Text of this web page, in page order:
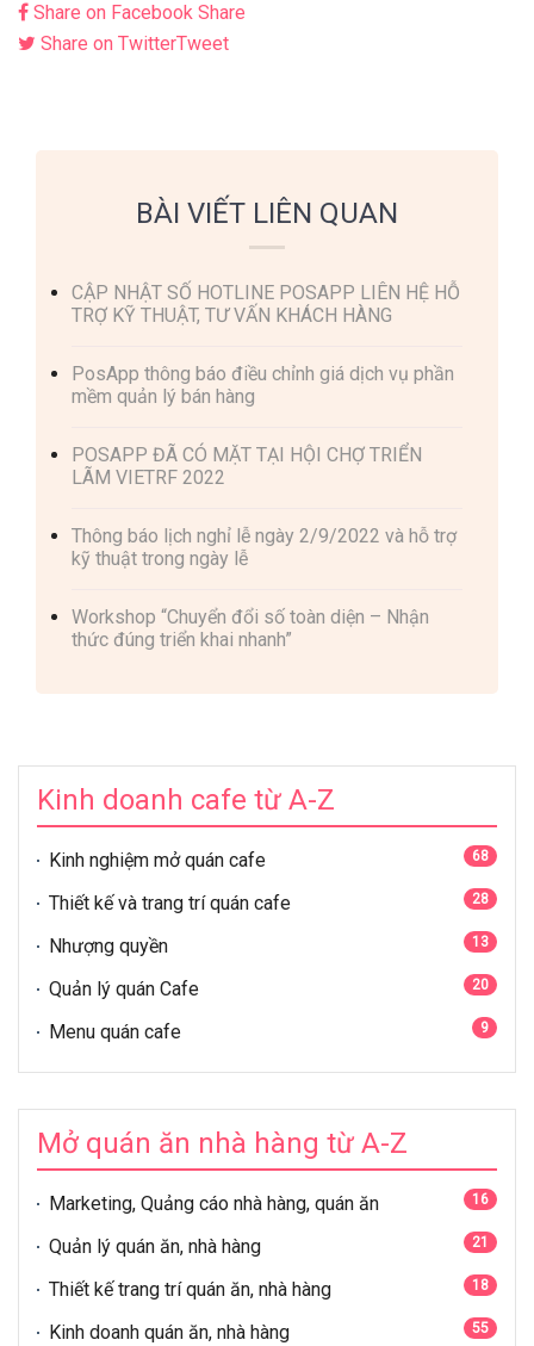
Share on Facebook Share
Share on TwitterTweet
BÀI VIẾT LIÊN QUAN
CẬP NHẬT SỐ HOTLINE POSAPP LIÊN HỆ HỖ
TRỢ KỸ THUẬT, TƯ VẤN KHÁCH HÀNG
PosApp thông báo điều chỉnh giá dịch vụ phần
mềm quản lý bán hàng
POSAPP ĐÃ CÓ MẶT TẠI HỘI CHỢ TRIỂN
LÃM VIETRF 2022
Thông báo lịch nghỉ lễ ngày 2/9/2022 và hỗ trợ
kỹ thuật trong ngày lễ
Workshop “Chuyển đổi số toàn diện – Nhận
thức đúng triển khai nhanh”
Kinh doanh cafe từ A-Z
Kinh nghiệm mở quán cafe 68
Thiết kế và trang trí quán cafe 28
Nhượng quyền 13
Quản lý quán Cafe 20
Menu quán cafe 9
Mở quán ăn nhà hàng từ A-Z
Marketing, Quảng cáo nhà hàng, quán ăn 16
Quản lý quán ăn, nhà hàng 21
Thiết kế trang trí quán ăn, nhà hàng 18
Kinh doanh quán ăn, nhà hàng 55